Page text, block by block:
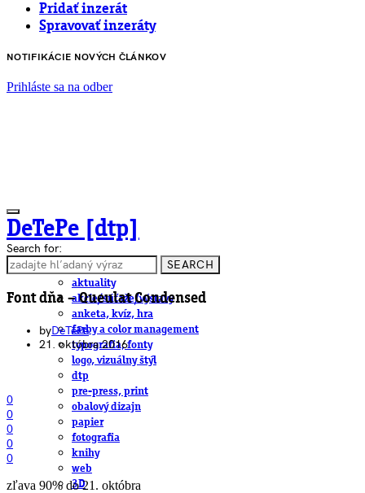
Pridať inzerát
Spravovať inzeráty
NOTIFIKÁCIE NOVÝCH ČLÁNKOV
Prihláste sa na odber
DeTePe [dtp]
ČLÁNKY
aktuality
akcie/súťaže/výstavy
anketa, kvíz, hra
farby a color management
typografia, fonty
logo, vizuálny štýl
dtp
pre-press, print
obalový dizajn
papier
fotografia
knihy
web
3D
Search for:
SEARCH
Font dňa – Queulat Condensed
byDeTePe
21. októbra 2016
0
0
0
0
0
zľava 90% do 21. októbra